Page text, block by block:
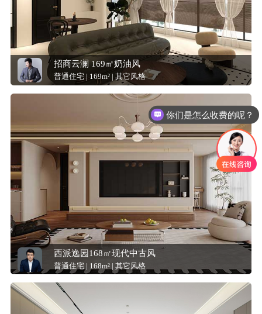
招商云澜 169㎡奶油风
普通住宅 | 169m² | 其它风格
西派逸园168㎡现代中古风
普通住宅 | 168m² | 其它风格
你们是怎么收费的呢？